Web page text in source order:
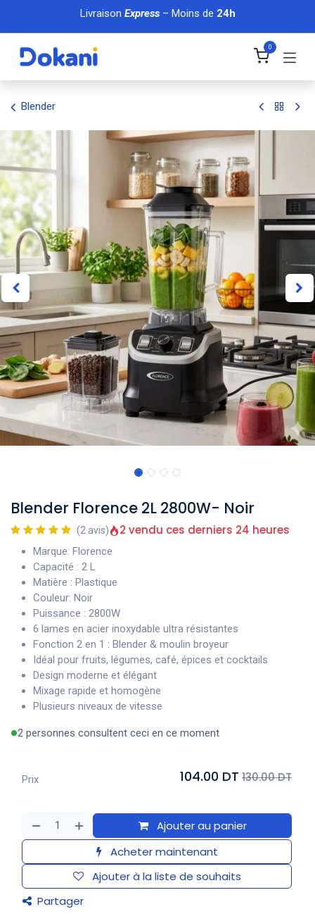
Se rendre au contenu
Livraison Express– Moins de 24h
0
Blender
Blender Florence 2L 2800W- Noir
(2 avis) 2 vendu ces derniers 24 heures
Marque: Florence
Capacité : 2 L
Matière : Plastique
Couleur: Noir
Puissance : 2800W
6 lames en acier inoxydable ultra résistantes
Fonction 2 en 1 : Blender & moulin broyeur
Idéal pour fruits, légumes, café, épices et cocktails
Design moderne et élégant
Mixage rapide et homogène
Plusieurs niveaux de vitesse
2 personnes consultent ceci en ce moment
Ajouter au panier
Acheter maintenant
Ajouter à la liste de souhaits
Partager
Prix 104.00 DT 130.00 DT